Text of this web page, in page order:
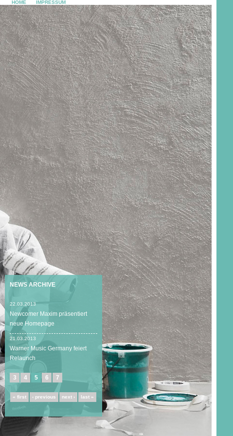
IMPRESSUM
HOME
footprint
NEWS ARCHIVE
22.03.2013
Newcomer Maxim präsentiert
neue Homepage
21.03.2013
Warner Music Germany feiert
Relaunch
3 4 5 6 7
« first ‹ previous next › last »